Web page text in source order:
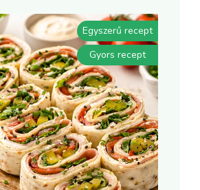
Egyszerű recept
Gyors recept